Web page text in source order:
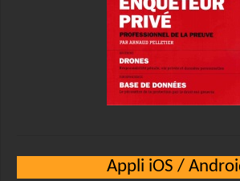
Appli iOS /